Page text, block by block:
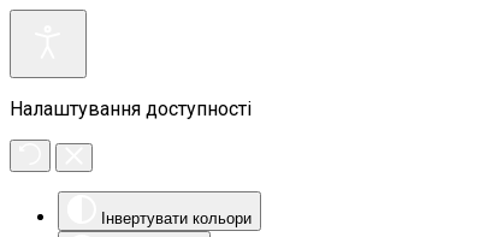
Налаштування доступності
Інвертувати кольори